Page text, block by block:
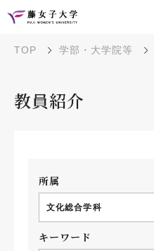
TOP 学部・大学院等
教員紹介
所属
文化総合学科
キーワード